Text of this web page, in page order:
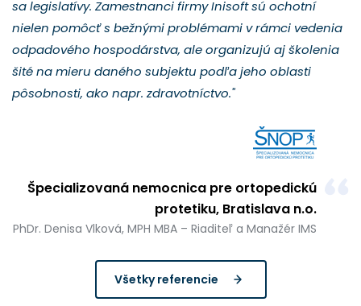
sa legislatívy. Zamestnanci firmy Inisoft sú ochotní
nielen pomôcť s bežnými problémami v rámci vedenia
odpadového hospodárstva, ale organizujú aj školenia
šité na mieru daného subjektu podľa jeho oblasti
pôsobnosti, ako napr. zdravotníctvo."
Špecializovaná nemocnica pre ortopedickú
protetiku, Bratislava n.o.
PhDr. Denisa Vlková, MPH MBA – Riaditeľ a Manažér IMS
Všetky referencie